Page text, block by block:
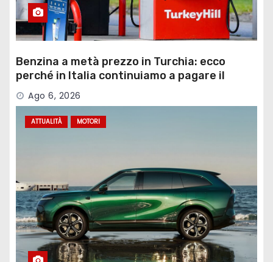
Benzina a metà prezzo in Turchia: ecco
perché in Italia continuiamo a pagare il
doppio
Ago 6, 2026
ATTUALITÀ MOTORI